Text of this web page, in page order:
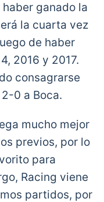
f4epSSS6J7
March 2,
ganado la
la cuarta vez
de haber
2016 y 2017.
consagrarse
0 a Boca.
mucho mejor
previos, por lo
para
Racing viene
partidos, por